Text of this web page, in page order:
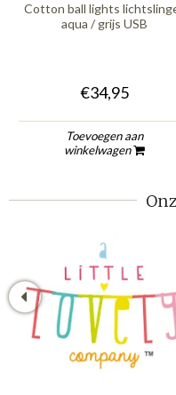
Cotton ball lights
aqua / grijs USB
€34,95
Toevoegen aan
winkelwagen